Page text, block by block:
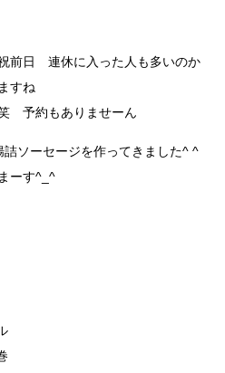
前日 連休に入った人も多いのか
すね
予約もありませーん
ソーセージを作ってきました^ ^
ーす^_^